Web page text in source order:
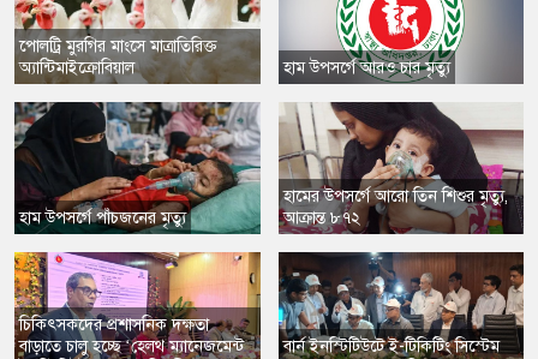
​পোলট্রি মুরগির মাংসে মাত্রাতিরিক্ত
অ্যান্টিমাইক্রোবিয়াল
​হাম উপসর্গে পাঁচজনের মৃত্যু
চিকিৎসকদের প্রশাসনিক দক্ষতা
বাড়াতে চালু হচ্ছে ‘হেলথ ম্যানেজমেন্ট
​হাম উপসর্গে আরও চার মৃত্যু
হামের উপসর্গে আরো তিন শিশুর মৃত্যু,
আক্রান্ত ৮৭২
বার্ন ইনস্টিটিউটে ই-টিকিটিং সিস্টেম